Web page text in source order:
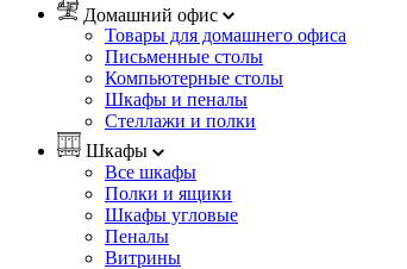
Домашний офис
Товары для домашнего офиса
Письменные столы
Компьютерные столы
Шкафы и пеналы
Стеллажи и полки
Шкафы
Все шкафы
Полки и ящики
Шкафы угловые
Пеналы
Витрины